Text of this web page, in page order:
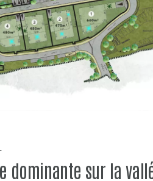
dominante sur la